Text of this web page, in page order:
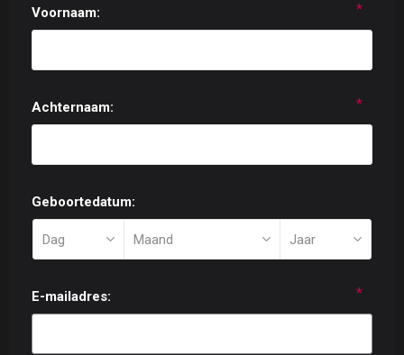
Voornaam: *
Achternaam: *
Geboortedatum:
E-mailadres: *